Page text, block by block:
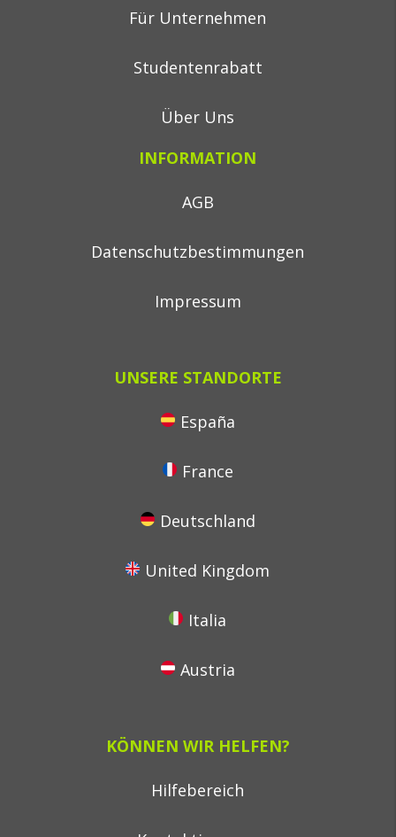
Für Unternehmen
Studentenrabatt
Über Uns
INFORMATION
AGB
Datenschutzbestimmungen
Impressum
UNSERE STANDORTE
España
France
Deutschland
United Kingdom
Italia
Austria
KÖNNEN WIR HELFEN?
Hilfebereich